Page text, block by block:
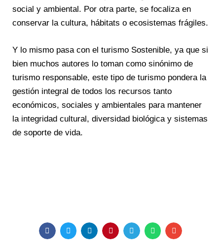
social y ambiental. Por otra parte, se focaliza en
conservar la cultura, hábitats o ecosistemas frágiles.
Y lo mismo pasa con el turismo Sostenible, ya que si
bien muchos autores lo toman como sinónimo de
turismo responsable, este tipo de turismo pondera la
gestión integral de todos los recursos tanto
económicos, sociales y ambientales para mantener
la integridad cultural, diversidad biológica y sistemas
de soporte de vida.